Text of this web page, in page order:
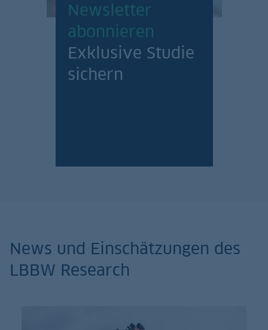
Newsletter
abonnieren
Exklusive Studie
sichern
News und Einschätzungen des
LBBW Research